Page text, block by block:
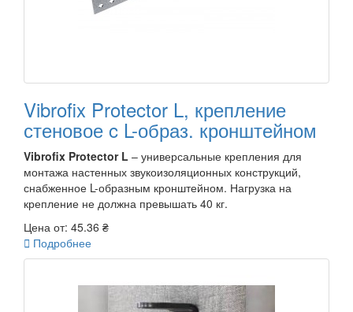
Vibrofix Protector L, крепление
стеновое c L-образ. кронштейном
Vibrofix Protector L – универсальные крепления для
монтажа настенных звукоизоляционных конструкций,
снабженное L-образным кронштейном. Нагрузка на
крепление не должна превышать 40 кг.
Цена от: 45.36 ₴
 Подробнее